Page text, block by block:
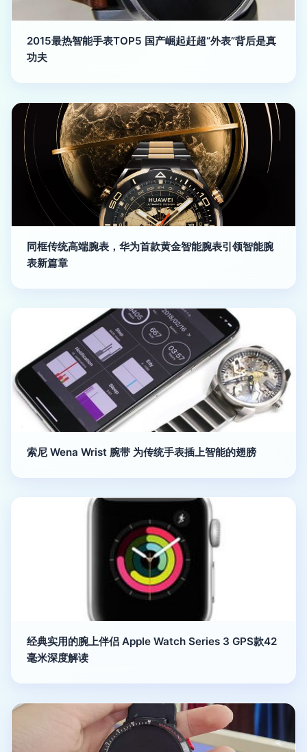
2015最热智能手表TOP5 国产崛起赶超“外表”背后是真
功夫
同框传统高端腕表，华为首款黄金智能腕表引领智能腕
表新篇章
索尼 Wena Wrist 腕带 为传统手表插上智能的翅膀
经典实用的腕上伴侣 Apple Watch Series 3 GPS款42
毫米深度解读